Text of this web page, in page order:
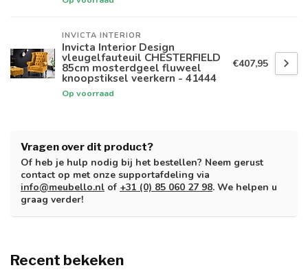
INVICTA INTERIOR
Invicta Interior Design
vleugelfauteuil CHESTERFIELD
85cm mosterdgeel fluweel
knoopstiksel veerkern - 41444
Op voorraad
€407,95
Vragen over dit product?
Of heb je hulp nodig bij het bestellen? Neem gerust
contact op met onze supportafdeling via
info@meubello.nl of +31 (0) 85 060 27 98. We helpen u
graag verder!
Recent bekeken